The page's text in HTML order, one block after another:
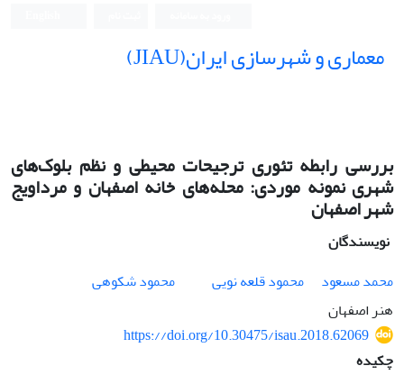
معماری و شهرسازی ایران(JIAU)
بررسی رابطه تئوری ترجیحات محیطی و نظم بلوک‌های
شهری نمونه موردی: محله‌های خانه اصفهان و مرداویج
شهر اصفهان
نویسندگان
محمد مسعود
محمود قلعه نویی
محمود شکوهی
هنر اصفهان
https://doi.org/10.30475/isau.2018.62069
چکیده